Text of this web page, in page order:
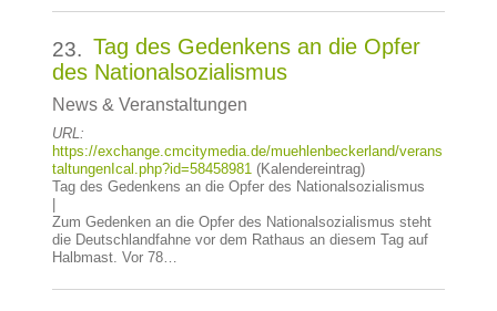
23. Tag des Gedenkens an die Opfer
des Nationalsozialismus
News & Veranstaltungen
URL:
https://exchange.cmcitymedia.de/muehlenbeckerland/verans
taltungenIcal.php?id=58458981(Kalendereintrag)
Tag des Gedenkens an die Opfer des Nationalsozialismus
Zum Gedenken an die Opfer des Nationalsozialismus steht
die Deutschlandfahne vor dem Rathaus an diesem Tag auf
Halbmast. Vor 78…